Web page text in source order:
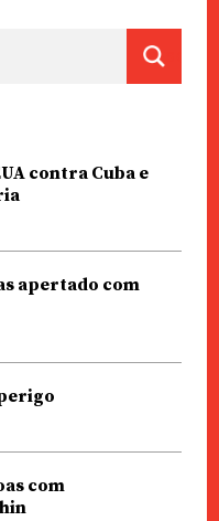
contra Cuba e
apertado com
com